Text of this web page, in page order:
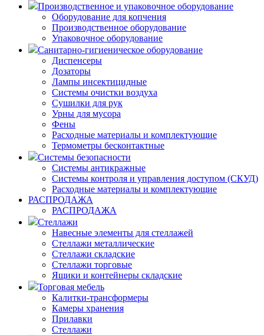
Производственное и упаковочное оборудование
Оборудование для копчения
Производственное оборудование
Упаковочное оборудование
Санитарно-гигиеническое оборудование
Диспенсеры
Дозаторы
Лампы инсектицидные
Системы очистки воздуха
Сушилки для рук
Урны для мусора
Фены
Расходные материалы и комплектующие
Термометры бесконтактные
Системы безопасности
Системы антикражные
Системы контроля и управления доступом (СКУД)
Расходные материалы и комплектующие
РАСПРОДАЖА
РАСПРОДАЖА
Стеллажи
Навесные элементы для стеллажей
Стеллажи металлические
Стеллажи складские
Стеллажи торговые
Ящики и контейнеры складские
Торговая мебель
Калитки-трансформеры
Камеры хранения
Прилавки
Стеллажи